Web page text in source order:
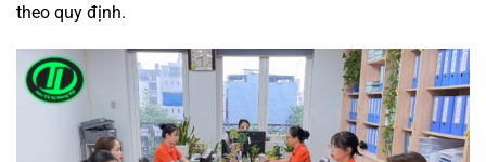
theo quy định.